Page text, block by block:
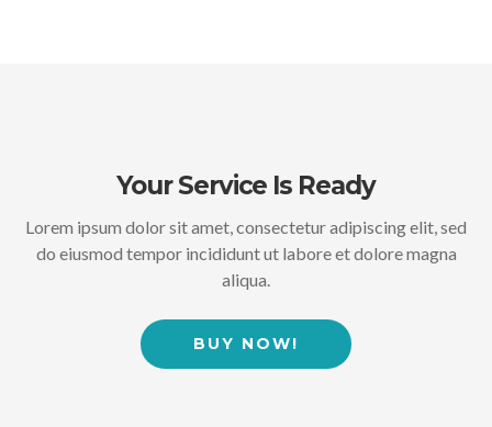
Your Service Is Ready
Lorem ipsum dolor sit amet, consectetur adipiscing elit, sed
do eiusmod tempor incididunt ut labore et dolore magna
aliqua.
BUY NOW!